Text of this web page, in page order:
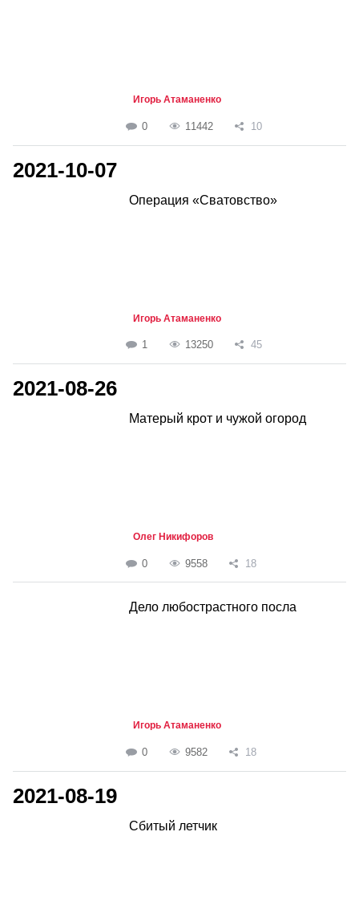
Игорь Атаманенко
0 11442 10
2021-10-07
Операция «Сватовство»
Игорь Атаманенко
1 13250 45
2021-08-26
Матерый крот и чужой огород
Олег Никифоров
0 9558 18
Дело любострастного посла
Игорь Атаманенко
0 9582 18
2021-08-19
Сбитый летчик